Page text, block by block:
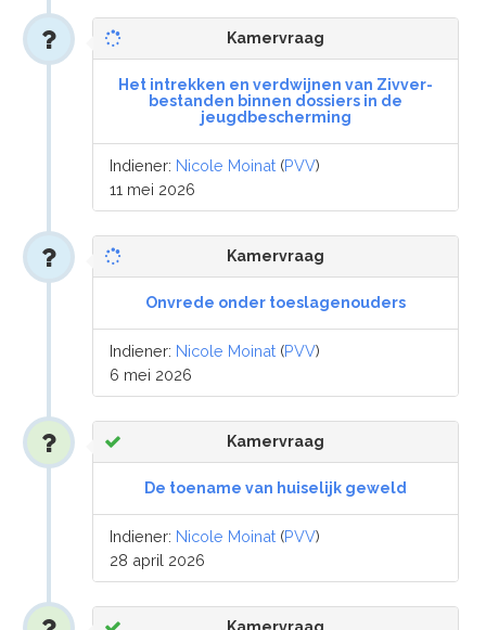
Kamervraag
Het intrekken en verdwijnen van Zivver-
bestanden binnen dossiers in de
jeugdbescherming
Indiener: Nicole Moinat (PVV)
11 mei 2026
Kamervraag
Onvrede onder toeslagenouders
Indiener: Nicole Moinat (PVV)
6 mei 2026
Kamervraag
De toename van huiselijk geweld
Indiener: Nicole Moinat (PVV)
28 april 2026